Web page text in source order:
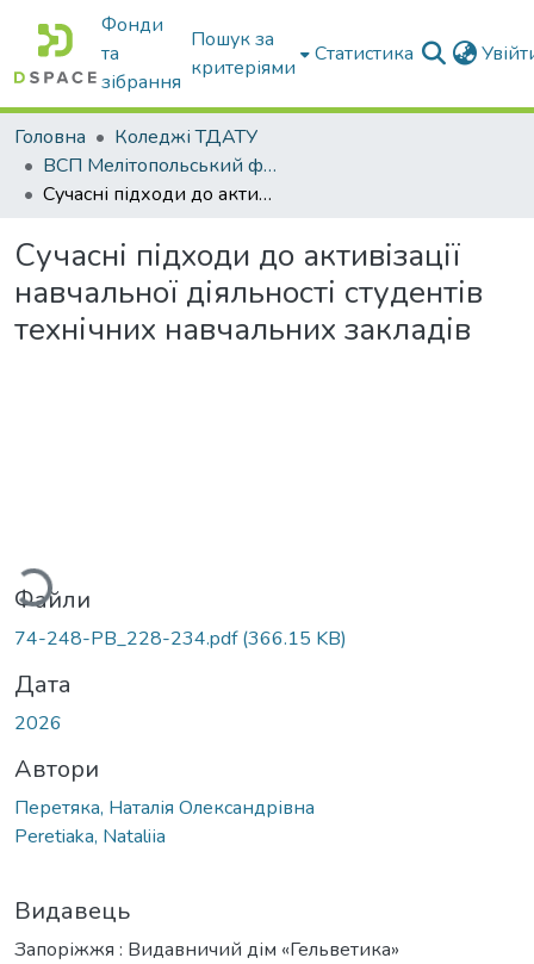
Фонди
та
зібрання
Пошук за
критеріями
Статистика
Головна
Коледжі ТДАТУ
ВСП Мелітопольський фаховий коледж ТДАТУ
Сучасні підходи до активізації навчальної діяльності студентів технічних навчальних закладів
Сучасні підходи до активізації
навчальної діяльності студентів
технічних навчальних закладів
Вантажиться...
Файли
74-248-PB_228-234.pdf(366.15 KB)
Дата
2026
Автори
Перетяка, Наталія Олександрівна
Peretiaka, Nataliіa
Видавець
Запоріжжя : Видавничий дім «Гельветика»